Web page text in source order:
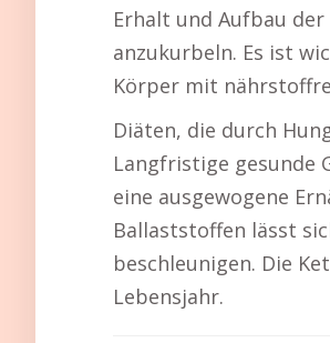
Erhalt und Aufbau
anzukurbeln. Es ist
Körper mit
Diäten, die durch
Langfristige gesunde
eine ausgewogene
Ballaststoffen lässt
beschleunigen. Die
Lebensjahr.